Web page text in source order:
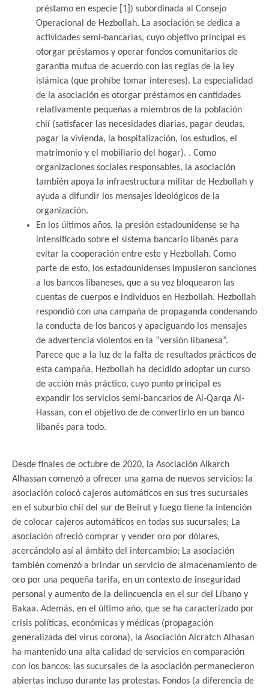
préstamo en especie [1]) subordinada al Consejo
Operacional de Hezbollah. La asociación se dedica a
actividades semi-bancarias, cuyo objetivo principal es
otorgar préstamos y operar fondos comunitarios de
garantía mutua de acuerdo con las reglas de la ley
islámica (que prohíbe tomar intereses). La especialidad
de la asociación es otorgar préstamos en cantidades
relativamente pequeñas a miembros de la población
chií (satisfacer las necesidades diarias, pagar deudas,
pagar la vivienda, la hospitalización, los estudios, el
matrimonio y el mobiliario del hogar). . Como
organizaciones sociales responsables, la asociación
también apoya la infraestructura militar de Hezbollah y
ayuda a difundir los mensajes ideológicos de la
organización.
En los últimos años, la presión estadounidense se ha
intensificado sobre el sistema bancario libanés para
evitar la cooperación entre este y Hezbollah. Como
parte de esto, los estadounidenses impusieron sanciones
a los bancos libaneses, que a su vez bloquearon las
cuentas de cuerpos e individuos en Hezbollah. Hezbollah
respondió con una campaña de propaganda condenando
la conducta de los bancos y apaciguando los mensajes
de advertencia violentos en la “versión libanesa”.
Parece que a la luz de la falta de resultados prácticos de
esta campaña, Hezbollah ha decidido adoptar un curso
de acción más práctico, cuyo punto principal es
expandir los servicios semi-bancarios de Al-Qarqa Al-
Hassan, con el objetivo de de convertirlo en un banco
libanés para todo.
Desde finales de octubre de 2020, la Asociación Alkarch
Alhassan comenzó a ofrecer una gama de nuevos servicios: la
asociación colocó cajeros automáticos en sus tres sucursales
en el suburbio chií del sur de Beirut y luego tiene la intención
de colocar cajeros automáticos en todas sus sucursales; La
asociación ofreció comprar y vender oro por dólares,
acercándolo así al ámbito del intercambio; La asociación
también comenzó a brindar un servicio de almacenamiento de
oro por una pequeña tarifa, en un contexto de inseguridad
personal y aumento de la delincuencia en el sur del Líbano y
Bakaa. Además, en el último año, que se ha caracterizado por
crisis políticas, económicas y médicas (propagación
generalizada del virus corona), la Asociación Alcratch Alhasan
ha mantenido una alta calidad de servicios en comparación
con los bancos: las sucursales de la asociación permanecieron
abiertas incluso durante las protestas. Fondos (a diferencia de